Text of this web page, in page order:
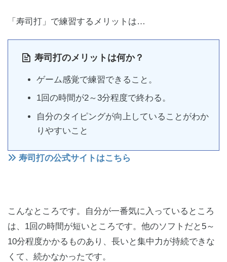
「寿司打」で練習するメリットは…
寿司打のメリットは何か？
ゲーム感覚で練習できること。
1回の時間が2～3分程度で終わる。
自分のタイピングが向上していることがわか
りやすいこと
寿司打の公式サイトはこちら
こんなところです。自分が一番気に入っているところ
は、1回の時間が短いところです。他のソフトだと5～
10分程度かかるものあり、長いと集中力が持続できな
くて、続かなかったです。